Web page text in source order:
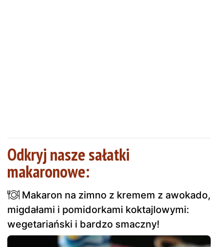
Odkryj nasze sałatki
makaronowe:
Makaron na zimno z kremem z awokado,
migdałami i pomidorkami koktajlowymi:
wegetariański i bardzo smaczny!